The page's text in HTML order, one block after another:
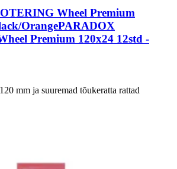
Wheel Premium
OrangePARADOX
Premium 120x24 12std -
120 mm ja suuremad tõukeratta rattad